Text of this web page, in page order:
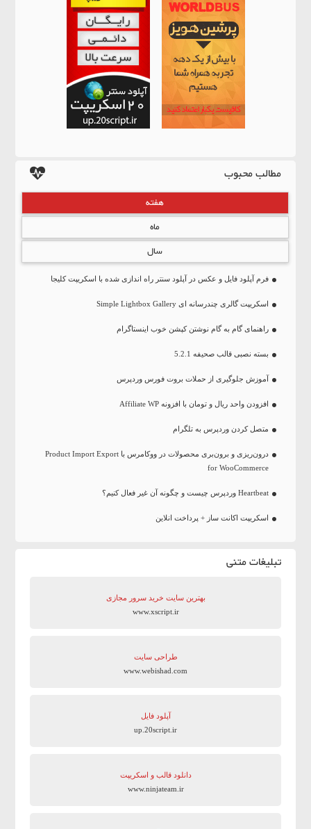
مطالب محبوب
هفته
ماه
سال
فرم آپلود فایل و عکس در آپلود سنتر راه اندازی شده با اسکریپت کلیجا
اسکریپت گالری چندرسانه ای Simple Lightbox Gallery
راهنمای گام به گام نوشتن کپشن خوب اینستاگرام
بسته نصبی قالب صحیفه 5.2.1
آموزش جلوگیری از حملات بروت فورس وردپرس
افزودن واحد ریال و تومان با افزونه Affiliate WP
متصل کردن وردپرس به تلگرام
درون‌ریزی و برون‌بری محصولات در ووکامرس با Product Import Export
for WooCommerce
Heartbeat وردپرس چیست و چگونه آن غیر فعال کنیم؟
اسکریپت اکانت ساز + پرداخت انلاین
تبلیغات متنی
بهترین سایت‌ خرید سرور مجازی
www.xscript.ir
طراحی سایت
www.webishad.com
آپلود فایل
up.20script.ir
دانلود قالب و اسکریپت
www.ninjateam.ir